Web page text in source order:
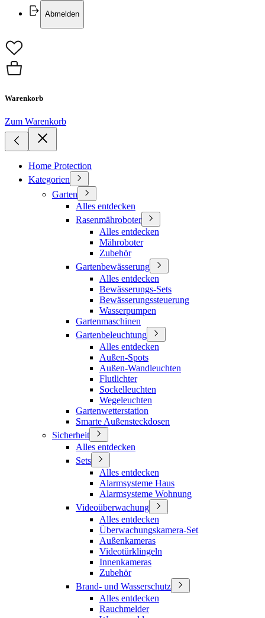
Abmelden
Warenkorb
Zum Warenkorb
Home Protection
Kategorien
Garten
Alles entdecken
Rasenmähroboter
Alles entdecken
Mähroboter
Zubehör
Gartenbewässerung
Alles entdecken
Bewässerungs-Sets
Bewässerungssteuerung
Wasserpumpen
Gartenmaschinen
Gartenbeleuchtung
Alles entdecken
Außen-Spots
Außen-Wandleuchten
Flutlichter
Sockelleuchten
Wegeleuchten
Gartenwetterstation
Smarte Außensteckdosen
Sicherheit
Alles entdecken
Sets
Alles entdecken
Alarmsysteme Haus
Alarmsysteme Wohnung
Videoüberwachung
Alles entdecken
Überwachungskamera-Set
Außenkameras
Videotürklingeln
Innenkameras
Zubehör
Brand- und Wasserschutz
Alles entdecken
Rauchmelder